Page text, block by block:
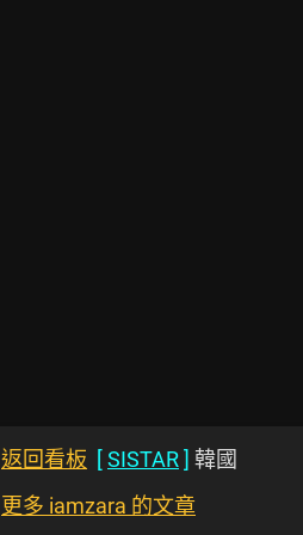
返回看板 [SISTAR] 韓國
更多 iamzara 的文章